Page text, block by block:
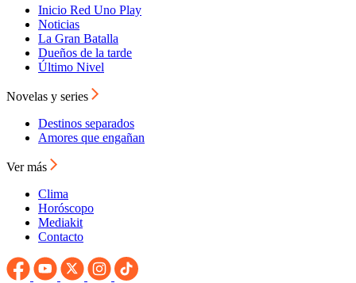
Inicio Red Uno Play
Noticias
La Gran Batalla
Dueños de la tarde
Último Nivel
Novelas y series
Destinos separados
Amores que engañan
Ver más
Clima
Horóscopo
Mediakit
Contacto